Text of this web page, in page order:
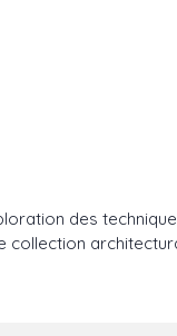
des
collection